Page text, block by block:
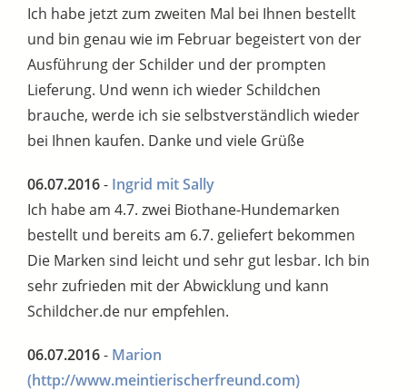
Ich habe jetzt zum zweiten Mal bei Ihnen bestellt
und bin genau wie im Februar begeistert von der
Ausführung der Schilder und der prompten
Lieferung. Und wenn ich wieder Schildchen
brauche, werde ich sie selbstverständlich wieder
bei Ihnen kaufen. Danke und viele Grüße
06.07.2016- Ingrid mit Sally
Ich habe am 4.7. zwei Biothane-Hundemarken
bestellt und bereits am 6.7. geliefert bekommen
Die Marken sind leicht und sehr gut lesbar. Ich bin
sehr zufrieden mit der Abwicklung und kann
Schildcher.de nur empfehlen.
06.07.2016- Marion
(http://www.meintierischerfreund.com)